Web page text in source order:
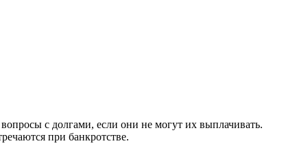
с долгами, если они не могут их выплачивать.
при банкротстве.